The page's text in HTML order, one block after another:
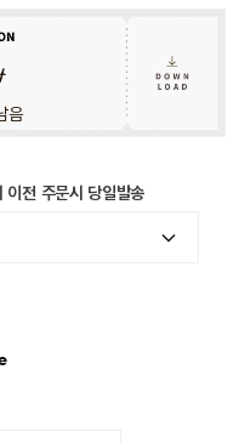
음
전 주문시 당일발송